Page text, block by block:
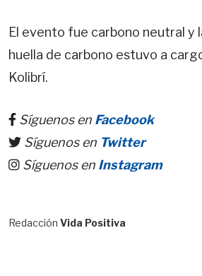
El evento fue carbono neutral y
huella de carbono estuvo a
Kolibrí.
Síguenos en Facebook
Síguenos en Twitter
Síguenos en Instagram
Redacción Vida Positiva